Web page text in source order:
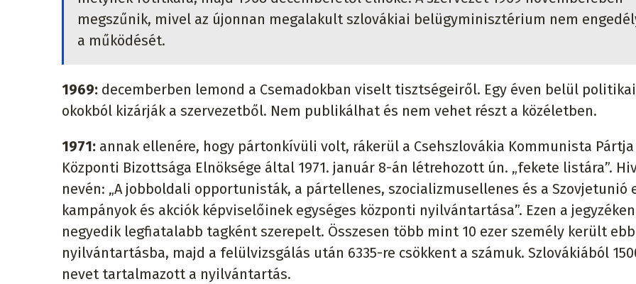
megszűnik, mivel az újonnan megalakult szlovákiai belügyminisztérium nem
a működését.
1969: decemberben lemond a Csemadokban viselt tisztségeiről. Egy éven belül politikai
okokból kizárják a szervezetből. Nem publikálhat és nem vehet részt a közéletben.
1971: annak ellenére, hogy pártonkívüli volt, rákerül a Csehszlovákia Kommunista Pártja
Központi Bizottsága Elnöksége által 1971. január 8-án létrehozott ún. „fekete listára”.
nevén: „A jobboldali opportunisták, a pártellenes, szocializmusellenes és a Szovjetunió
kampányok és akciók képviselőinek egységes központi nyilvántartása”. Ezen a
negyedik legfiatalabb tagként szerepelt. Összesen több mint 10 ezer személy került
nyilvántartásba, majd a felülvizsgálás után 6335-re csökkent a számuk. Szlovákiából
nevet tartalmazott a nyilvántartás.